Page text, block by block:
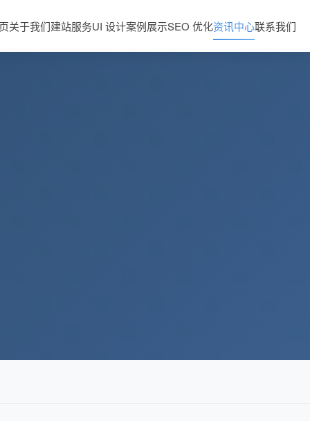
关于我们建站服务UI 设计案例展示SEO 优化资讯中心联系我们